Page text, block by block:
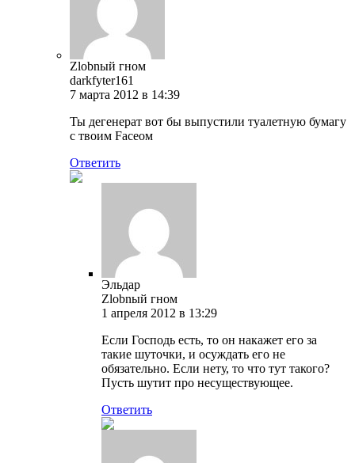
Zlobnый гном
darkfyter161
7 марта 2012 в 14:39
Ты дегенерат вот бы выпустили туалетную бумагу
с твоим Faceом
Ответить
Эльдар
Zlobnый гном
1 апреля 2012 в 13:29
Если Господь есть, то он накажет его за
такие шуточки, и осуждать его не
обязательно. Если нету, то что тут такого?
Пусть шутит про несуществующее.
Ответить